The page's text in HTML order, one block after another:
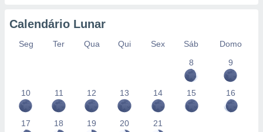
Calendário Lunar
Seg Ter Qua Qui Sex Sáb
Domo
8
9
10 11 12 13 14 15 16
17 18 19 20 21